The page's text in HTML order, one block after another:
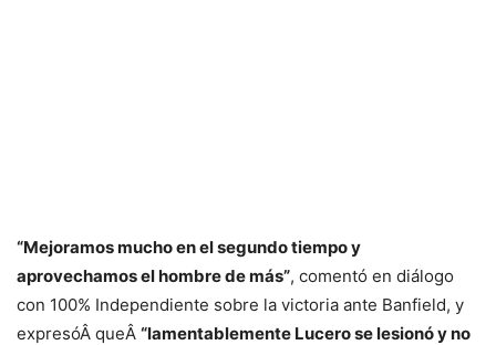
“Mejoramos mucho en el segundo tiempo y
aprovechamos el hombre de más”, comentó en diálogo
con 100% Independiente sobre la victoria ante Banfield, y
expresóÂ queÂ “lamentablemente Lucero se lesionó y no